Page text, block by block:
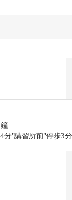
分"講習所前"停歩3分